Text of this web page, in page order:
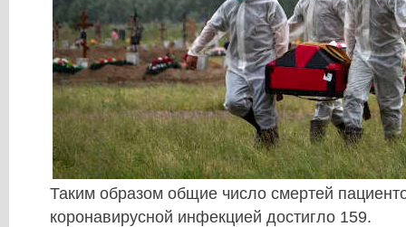
Таким образом общие число смертей
коронавирусной инфекцией достигло 159.